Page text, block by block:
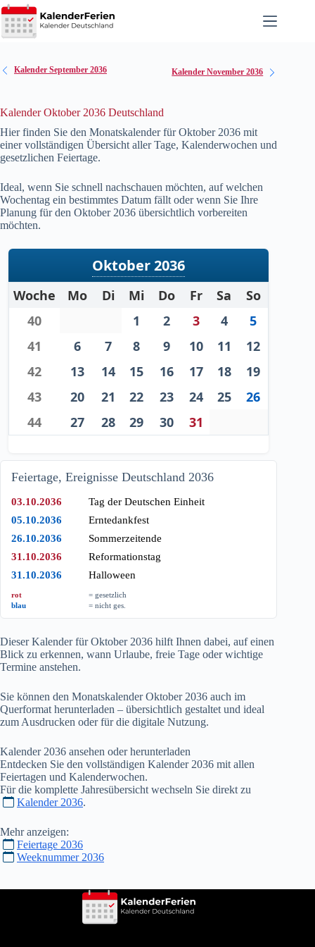
Zum
Inhalt
springen
Kalender September 2036 Kalender November 2036
Kalender Oktober 2036 Deutschland
Hier finden Sie den Monatskalender für Oktober 2036 mit
einer vollständigen Übersicht aller Tage, Kalenderwochen und
gesetzlichen Feiertage.
Ideal, wenn Sie schnell nachschauen möchten, auf welchen
Wochentag ein bestimmtes Datum fällt oder wenn Sie Ihre
Planung für den Oktober 2036 übersichtlich vorbereiten
möchten.
Oktober 2036
Woche Mo Di Mi Do Fr Sa
So
40
1 2 3 4
5
41
6 7 8 9 10 11
12
42
13 14 15 16 17 18
19
43
20 21 22 23 24 25
26
44
27 28 29 30 31
Feiertage, Ereignisse Deutschland 2036
03.10.2036
Tag der Deutschen Einheit
05.10.2036
Erntedankfest
26.10.2036
Sommerzeitende
31.10.2036
Reformationstag
31.10.2036
Halloween
rot
= gesetzlich
blau
= nicht ges.
Dieser Kalender für Oktober 2036 hilft Ihnen dabei, auf einen
Blick zu erkennen, wann Urlaube, freie Tage oder wichtige
Termine anstehen.
Sie können den Monatskalender Oktober 2036 auch im
Querformat herunterladen – übersichtlich gestaltet und ideal
zum Ausdrucken oder für die digitale Nutzung.
Kalender 2036 ansehen oder herunterladen
Entdecken Sie den vollständigen Kalender 2036 mit allen
Feiertagen und Kalenderwochen.
Für die komplette Jahresübersicht wechseln Sie direkt zu
Kalender 2036.
Mehr anzeigen:
Feiertage 2036
Weeknummer 2036